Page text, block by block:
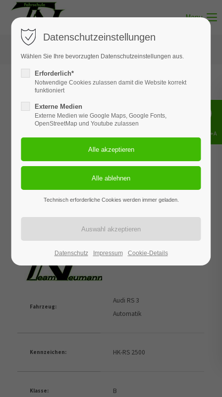
Menu
Fahrzeug:
Audi RS 3
Automatik
Kennzeichen: HK-RS 2500
Klasse: B
Datenschutzeinstellungen
Wählen Sie Ihre bevorzugten Datenschutzeinstellungen aus.
Erforderlich*
Notwendige Cookies zulassen damit die Website korrekt
funktioniert
Externe Medien
Externe Medien wie Google Maps, Google Fonts,
OpenStreetMap und Youtube zulassen
Technisch erforderliche Cookies werden immer geladen.
Datenschutz Impressum Cookie-Details
Shift+Alt+A